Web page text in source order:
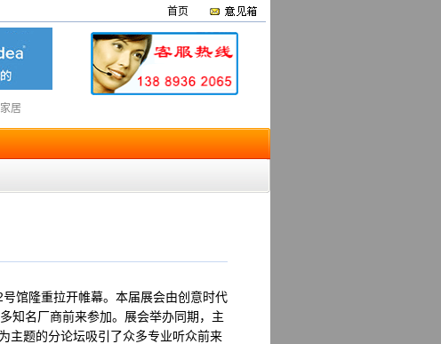
首页
居
馆隆重拉开帷幕。本届展会由创意时代
知名厂商前来参加。展会举办同期，主
主题的分论坛吸引了众多专业听众前来